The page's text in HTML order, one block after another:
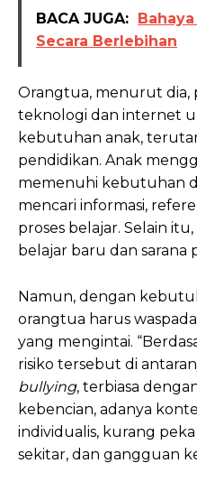
BACA JUGA:
Secara Berlebihan
Orangtua, menurut dia,
teknologi dan internet
kebutuhan anak,
pendidikan. Anak
memenuhi kebutuhan
mencari informasi,
proses belajar. Selain
belajar baru dan sarana
Namun, dengan
orangtua harus
yang mengintai.
risiko tersebut di
bullying, terbiasa
kebencian, adanya
individualis, kurang
sekitar, dan gangguan